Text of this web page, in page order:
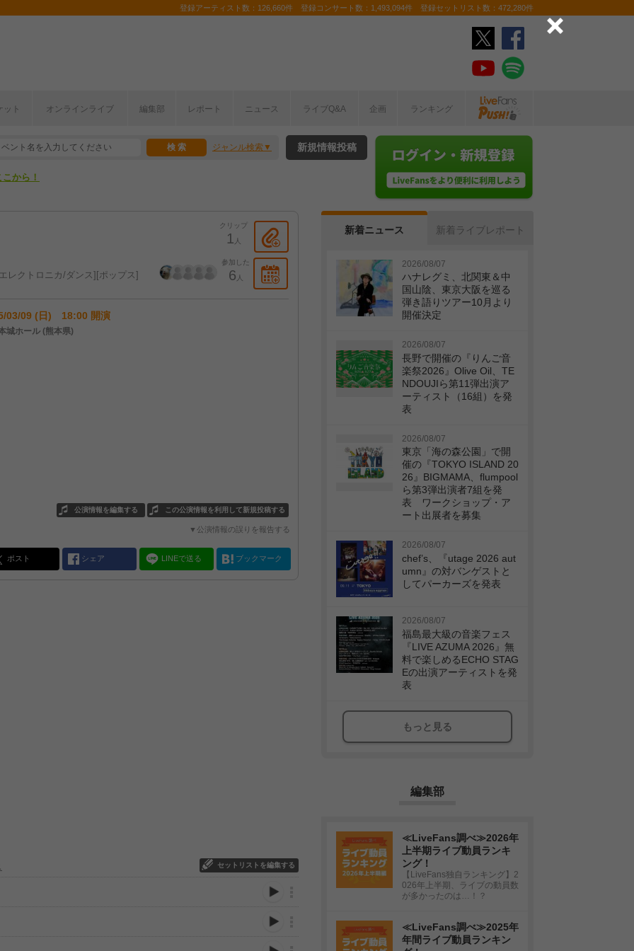
登録アーティスト数：126,660件 登録コンサート数：1,493,094件 登録セットリスト数：472,280件
ット オンラインライブ 編集部 レポート ニュース ライブQ&A 企画 ランキング
ジャンル検索
半期編発表！
から！
新規情報投稿
クリップ
1 人
参加した
6 人
レクトロニカ/ダンス ポップス
03/09 (日) 18:00 開演
城ホール (熊本県)
この公演情報を利用して新規投稿する
公演情報を編集する
▼公演情報の誤りを報告する
ポスト シェア LINEで送る ブックマーク
セットリストを編集する
新着ニュース 新着ライブレポート
2026/08/07
ハナレグミ、北関東＆中
国山陰、東京大阪を巡る
弾き語りツアー10月より
開催決定
2026/08/07
長野で開催の『りんご音
楽祭2026』Olive Oil、TE
NDOUJIら第11弾出演ア
ーティスト（16組）を発
表
2026/08/07
東京「海の森公園」で開
催の『TOKYO ISLAND 20
26』BIGMAMA、flumpool
ら第3弾出演者7組を発
表 ワークショップ・ア
ート出展者を募集
2026/08/07
chef’s、『utage 2026 aut
umn』の対バンゲストと
してパーカーズを発表
2026/08/07
福島最大級の音楽フェス
『LIVE AZUMA 2026』無
料で楽しめるECHO STAG
Eの出演アーティストを発
表
もっと見る
編集部
≪LiveFans調べ≫2026年
上半期ライブ動員ランキ
ング！
【LiveFans独自ランキング】2
026年上半期、ライブの動員数
が多かったのは…！？
≪LiveFans調べ≫2025年
年間ライブ動員ランキン